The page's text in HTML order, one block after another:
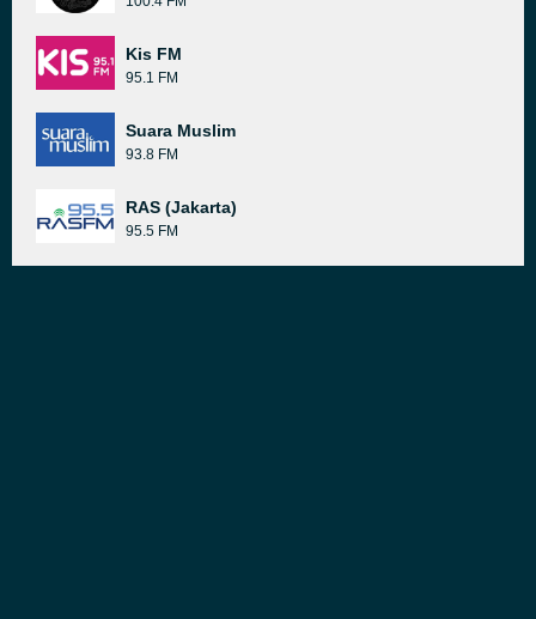
Kis FM
95.1 FM
Suara Muslim
93.8 FM
RAS (Jakarta)
95.5 FM